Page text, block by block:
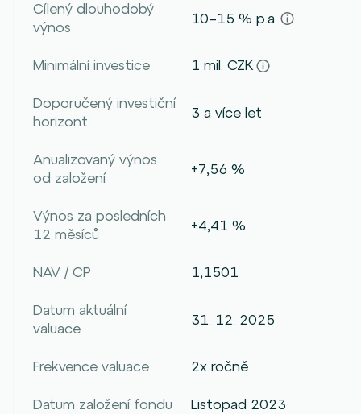
Cílený dlouhodobý
výnos
10–15 % p.a.
Minimální investice 1 mil. CZK
Doporučený investiční
horizont
3 a více let
Anualizovaný výnos
od založení
+7,56 %
Výnos za posledních
12 měsíců
+4,41 %
NAV / CP 1,1501
Datum aktuální
valuace
31. 12. 2025
Frekvence valuace 2x ročně
Datum založení fondu Listopad 2023